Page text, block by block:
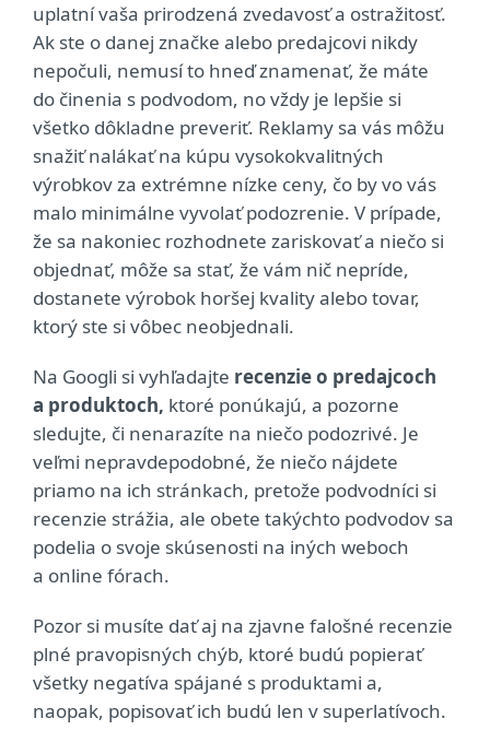
uplatní vaša prirodzená zvedavosť a ostražitosť.
Ak ste o danej značke alebo predajcovi nikdy
nepočuli, nemusí to hneď znamenať, že máte
do činenia s podvodom, no vždy je lepšie si
všetko dôkladne preveriť. Reklamy sa vás môžu
snažiť nalákať na kúpu vysokokvalitných
výrobkov za extrémne nízke ceny, čo by vo vás
malo minimálne vyvolať podozrenie. V prípade,
že sa nakoniec rozhodnete zariskovať a niečo si
objednať, môže sa stať, že vám nič nepríde,
dostanete výrobok horšej kvality alebo tovar,
ktorý ste si vôbec neobjednali.
Na Googli si vyhľadajte recenzie o predajcoch
a produktoch, ktoré ponúkajú, a pozorne
sledujte, či nenarazíte na niečo podozrivé. Je
veľmi nepravdepodobné, že niečo nájdete
priamo na ich stránkach, pretože podvodníci si
recenzie strážia, ale obete takýchto podvodov sa
podelia o svoje skúsenosti na iných weboch
a online fórach.
Pozor si musíte dať aj na zjavne falošné recenzie
plné pravopisných chýb, ktoré budú popierať
všetky negatíva spájané s produktami a,
naopak, popisovať ich budú len v superlatívoch.